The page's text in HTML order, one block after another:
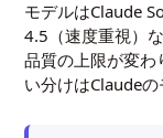
モデルはClaude
4.5（速度重視）
品質の上限が変わ
い分けはClaude